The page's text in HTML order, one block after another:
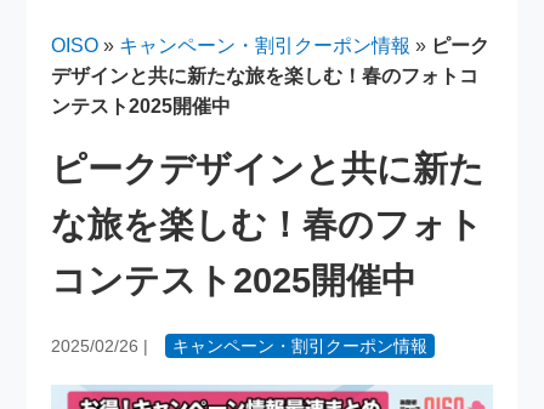
OISO » キャンペーン・割引クーポン情報 » ピーク
デザインと共に新たな旅を楽しむ！春のフォトコ
ンテスト2025開催中
ピークデザインと共に新た
な旅を楽しむ！春のフォト
コンテスト2025開催中
2025/02/26 | キャンペーン・割引クーポン情報